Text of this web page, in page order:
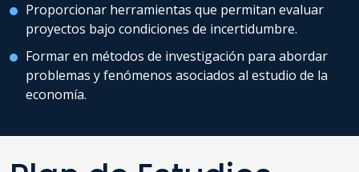
Proporcionar herramientas que permitan evaluar
proyectos bajo condiciones de incertidumbre.
Formar en métodos de investigación para abordar
problemas y fenómenos asociados al estudio de la
economía.